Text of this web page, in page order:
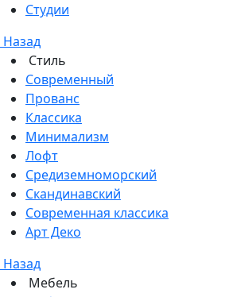
Студии
Назад
Стиль
Современный
Прованс
Классика
Минимализм
Лофт
Средиземноморский
Скандинавский
Современная классика
Арт Деко
Назад
Мебель